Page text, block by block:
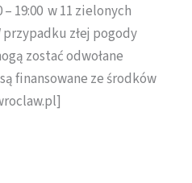
19:00 w 11 zielonych
przypadku złej pogody
zostać odwołane
finansowane ze środków